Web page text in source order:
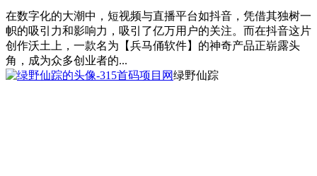
在数字化的大潮中，短视频与直播平台如抖音，凭借其独树一
帜的吸引力和影响力，吸引了亿万用户的关注。而在抖音这片
创作沃土上，一款名为【兵马俑软件】的神奇产品正崭露头
角，成为众多创业者的...
绿野仙踪